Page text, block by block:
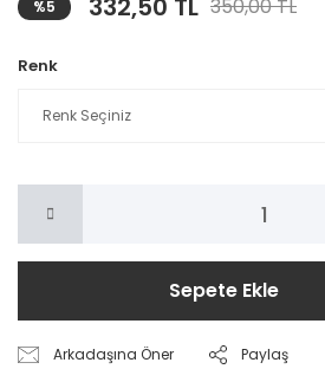
%5 332,50 TL 350,00 TL
Renk
Sepete Ekle
Arkadaşına Öner Paylaş